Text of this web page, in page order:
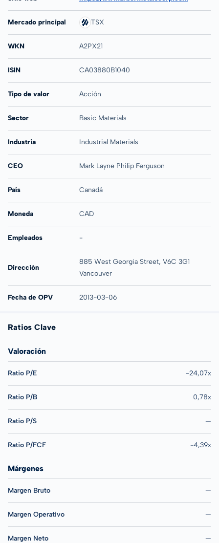
Mercado principal TSX
WKN A2PX21
ISIN CA03880B1040
Tipo de valor Acción
Sector Basic Materials
Industria Industrial Materials
CEO Mark Layne Philip Ferguson
País Canadá
Moneda CAD
Empleados -
Dirección
885 West Georgia Street, V6C 3G1
Vancouver
Fecha de OPV 2013-03-06
Ratios Clave
Valoración
Ratio P/E -24,07x
Ratio P/B 0,78x
Ratio P/S —
Ratio P/FCF -4,39x
Márgenes
Margen Bruto —
Margen Operativo —
Margen Neto —